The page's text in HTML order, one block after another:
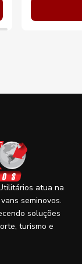
atua na
seminovos.
soluções
turismo e